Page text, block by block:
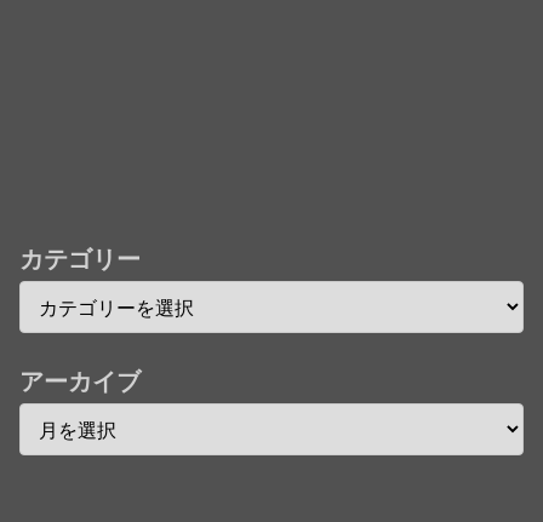
【しばらく固定記事です】
★【ワートリ】風間隊3人≒忍田単騎くらいのイメー
Powered by livedoor 相互RSS
カテゴリー
アーカイブ